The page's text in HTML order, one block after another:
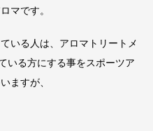
マです。
いる人は、アロマトリートメ
いる方にする事をスポーツア
ますが、